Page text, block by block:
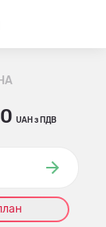
UAH з ПДВ